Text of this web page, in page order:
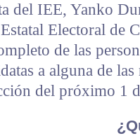
del IEE, Yanko
Electoral de
de las
a alguna de
del próximo 1